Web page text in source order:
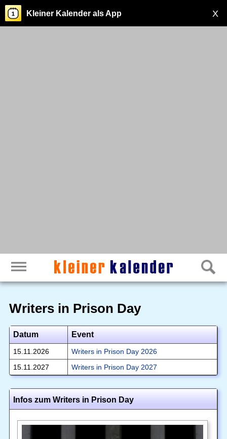
X
Kleiner Kalender als App
Writers in Prison Day
Datum Event
15.11.2026
Writers in Prison Day 2026
15.11.2027
Writers in Prison Day 2027
Infos zum Writers in Prison Day